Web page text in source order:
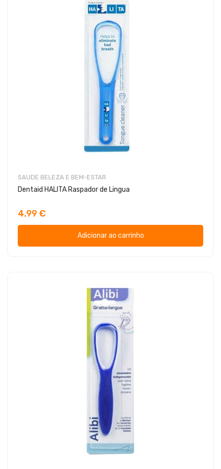
SAUDE BELEZA E BEM-ESTAR
Dentaid HALITA Raspador de Lingua
4,99 €
Adicionar ao carrinho